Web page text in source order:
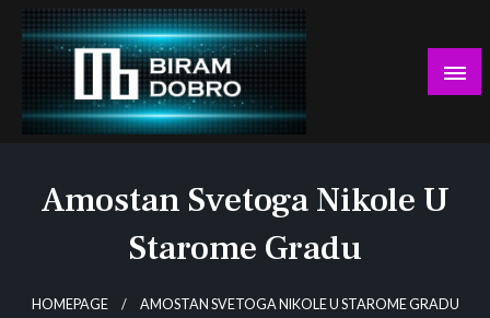
Skip
content
Amostan Svetoga Nikole U
Starome Gradu
HOMEPAGE AMOSTAN SVETOGA NIKOLE U STAROME GRADU